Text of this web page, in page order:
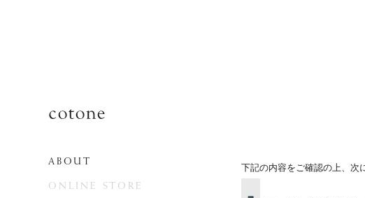
ABOUT
ONLINE STORE
下記の内容をご確認の上、次